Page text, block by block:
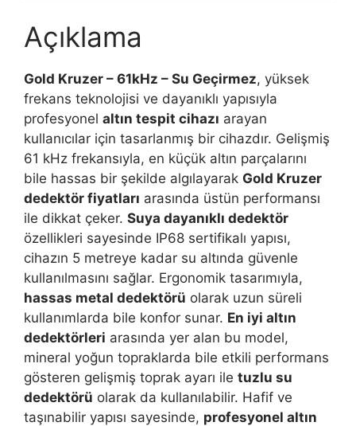
Açıklama
Gold Kruzer – 61kHz – Su Geçirmez, yüksek
frekans teknolojisi ve dayanıklı yapısıyla
profesyonel altın tespit cihazı arayan
kullanıcılar için tasarlanmış bir cihazdır. Gelişmiş
61 kHz frekansıyla, en küçük altın parçalarını
bile hassas bir şekilde algılayarak Gold Kruzer
dedektör fiyatları arasında üstün performansı
ile dikkat çeker. Suya dayanıklı dedektör
özellikleri sayesinde IP68 sertifikalı yapısı,
cihazın 5 metreye kadar su altında güvenle
kullanılmasını sağlar. Ergonomik tasarımıyla,
hassas metal dedektörü olarak uzun süreli
kullanımlarda bile konfor sunar. En iyi altın
dedektörleri arasında yer alan bu model,
mineral yoğun topraklarda bile etkili performans
gösteren gelişmiş toprak ayarı ile tuzlu su
dedektörü olarak da kullanılabilir. Hafif ve
taşınabilir yapısı sayesinde, profesyonel altın